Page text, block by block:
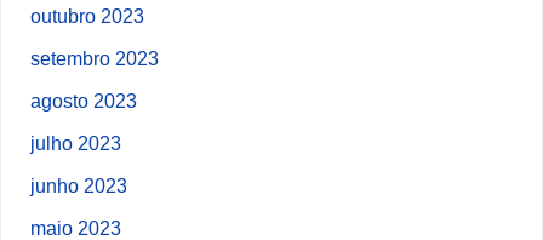
outubro 2023
setembro 2023
agosto 2023
julho 2023
junho 2023
maio 2023